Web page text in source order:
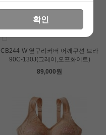
CB244-W 옆구리커버 어깨쿠션 브라
90C-130J(그레이,오프화이트)
89,000원
확인